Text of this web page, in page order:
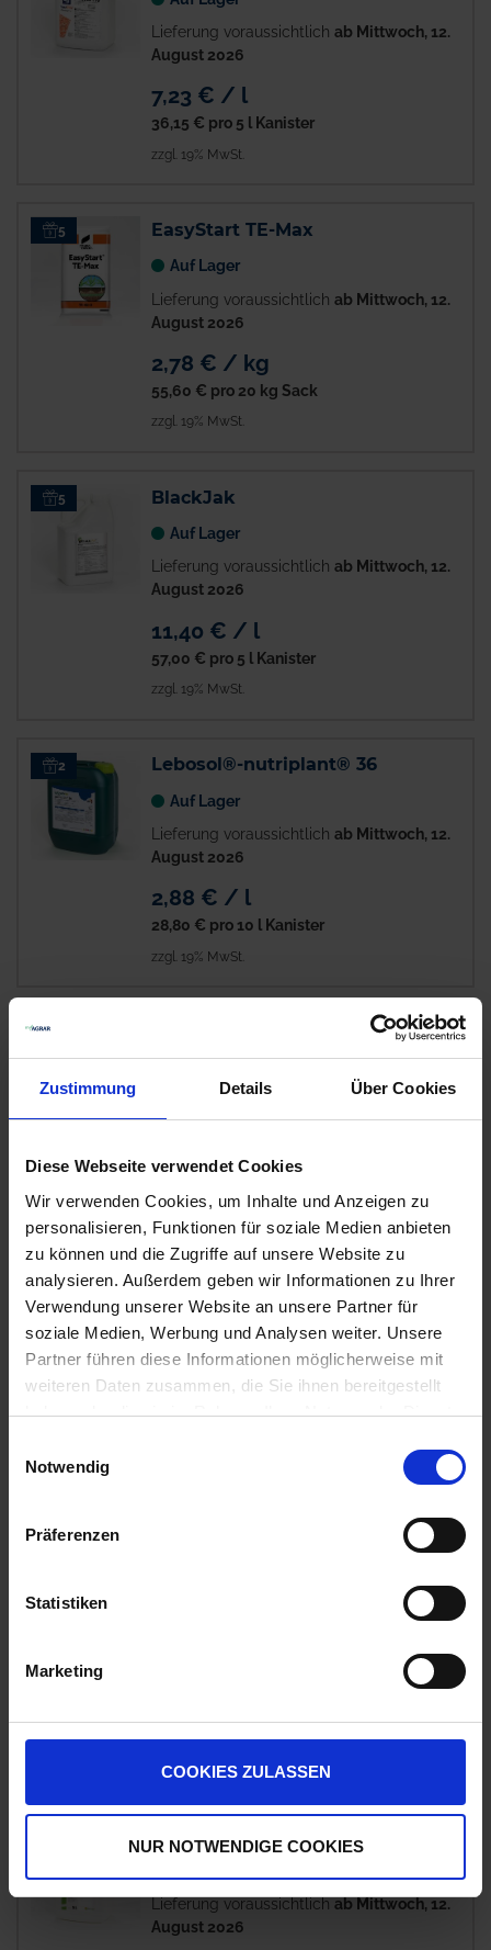
Zustimmung Details Über Cookies
Diese Webseite verwendet Cookies
Wir verwenden Cookies, um Inhalte und Anzeigen zu
personalisieren, Funktionen für soziale Medien anbieten
zu können und die Zugriffe auf unsere Website zu
analysieren. Außerdem geben wir Informationen zu Ihrer
Verwendung unserer Website an unsere Partner für
soziale Medien, Werbung und Analysen weiter. Unsere
Partner führen diese Informationen möglicherweise mit
weiteren Daten zusammen, die Sie ihnen bereitgestellt
haben oder die sie im Rahmen Ihrer Nutzung der Dienste
Notwendig
Präferenzen
Statistiken
Marketing
COOKIES ZULASSEN
NUR NOTWENDIGE COOKIES
Lieferung voraussichtlich ab Mittwoch, 12.
August 2026
7,23 € / l
36,15 € pro 5 l Kanister
zzgl. 19% MwSt.
5 EasyStart TE-Max
Auf Lager
Lieferung voraussichtlich ab Mittwoch, 12.
August 2026
2,78 € / kg
55,60 € pro 20 kg Sack
zzgl. 19% MwSt.
5 BlackJak
Auf Lager
Lieferung voraussichtlich ab Mittwoch, 12.
August 2026
11,40 € / l
57,00 € pro 5 l Kanister
zzgl. 19% MwSt.
2 Lebosol®-nutriplant® 36
Auf Lager
Lieferung voraussichtlich ab Mittwoch, 12.
August 2026
2,88 € / l
28,80 € pro 10 l Kanister
zzgl. 19% MwSt.
August 2026
18,77 € / l
187,70 € pro 10 l Kanister
zzgl. 19% MwSt.
2 Yara Vita Bortrac 150
Verfügbar
Lieferung voraussichtlichab Dienstag, 18.
August 2026
70,40 €pro 10 l Kanister
Lieferung voraussichtlich ab Mittwoch, 12.
August 2026